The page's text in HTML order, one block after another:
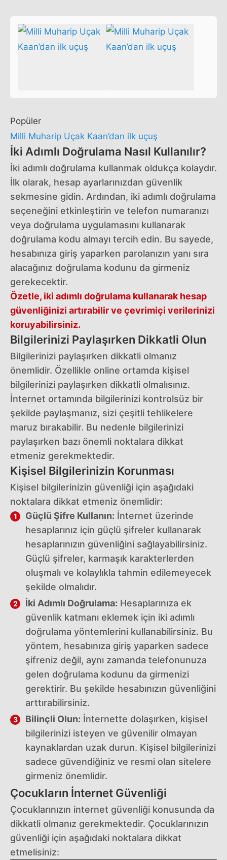
Popüler
Milli Muharip Uçak Kaan’dan ilk uçuş
İki Adımlı Doğrulama Nasıl Kullanılır?
İki adımlı doğrulama kullanmak oldukça kolaydır.
İlk olarak, hesap ayarlarınızdan güvenlik
sekmesine gidin. Ardından, iki adımlı doğrulama
seçeneğini etkinleştirin ve telefon numaranızı
veya doğrulama uygulamasını kullanarak
doğrulama kodu almayı tercih edin. Bu sayede,
hesabınıza giriş yaparken parolanızın yanı sıra
alacağınız doğrulama kodunu da girmeniz
gerekecektir.
Özetle, iki adımlı doğrulama kullanarak hesap
güvenliğinizi artırabilir ve çevrimiçi verilerinizi
koruyabilirsiniz.
Bilgilerinizi Paylaşırken Dikkatli Olun
Bilgilerinizi paylaşırken dikkatli olmanız
önemlidir. Özellikle online ortamda kişisel
bilgilerinizi paylaşırken dikkatli olmalısınız.
İnternet ortamında bilgilerinizi kontrolsüz bir
şekilde paylaşmanız, sizi çeşitli tehlikelere
maruz bırakabilir. Bu nedenle bilgilerinizi
paylaşırken bazı önemli noktalara dikkat
etmeniz gerekmektedir.
Kişisel Bilgilerinizin Korunması
Kişisel bilgilerinizin güvenliği için aşağıdaki
noktalara dikkat etmeniz önemlidir:
Güçlü Şifre Kullanın: İnternet üzerinde
hesaplarınız için güçlü şifreler kullanarak
hesaplarınızın güvenliğini sağlayabilirsiniz.
Güçlü şifreler, karmaşık karakterlerden
oluşmalı ve kolaylıkla tahmin edilemeyecek
şekilde olmalıdır.
İki Adımlı Doğrulama: Hesaplarınıza ek
güvenlik katmanı eklemek için iki adımlı
doğrulama yöntemlerini kullanabilirsiniz. Bu
yöntem, hesabınıza giriş yaparken sadece
şifreniz değil, aynı zamanda telefonunuza
gelen doğrulama kodunu da girmenizi
gerektirir. Bu şekilde hesabınızın güvenliğini
arttırabilirsiniz.
Bilinçli Olun: İnternette dolaşırken, kişisel
bilgilerinizi isteyen ve güvenilir olmayan
kaynaklardan uzak durun. Kişisel bilgilerinizi
sadece güvendiğiniz ve resmi olan sitelere
girmeniz önemlidir.
Çocukların İnternet Güvenliği
Çocuklarınızın internet güvenliği konusunda da
dikkatli olmanız gerekmektedir. Çocuklarınızın
güvenliği için aşağıdaki noktalara dikkat
etmelisiniz: